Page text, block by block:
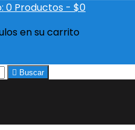
0 Productos - $0
en su carrito
 Buscar